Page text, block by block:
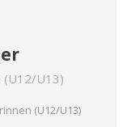
(U12/U13)
(U12/U13)